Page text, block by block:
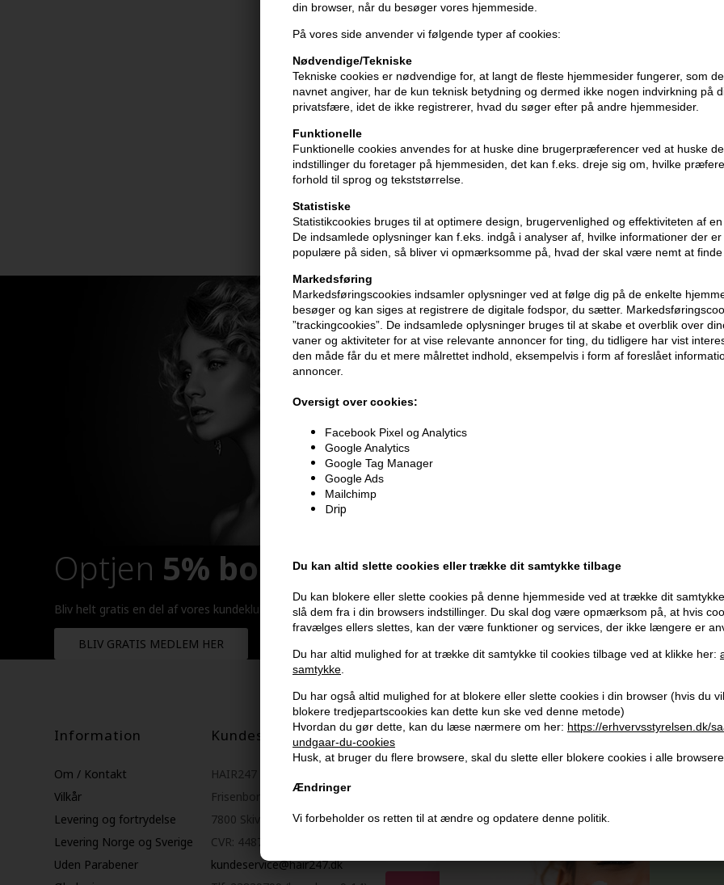
din browser, når du besøger vores hjemmeside.
På vores side anvender vi følgende typer af cookies:
Nødvendige/Tekniske
Tekniske cookies er nødvendige for, at langt de fleste hjemmesider fungerer, som
navnet angiver, har de kun teknisk betydning og dermed ikke nogen indvirkning på
privatsfære, idet de ikke registrerer, hvad du søger efter på andre hjemmesider.
Funktionelle
Funktionelle cookies anvendes for at huske dine brugerpræferencer ved at huske
indstillinger du foretager på hjemmesiden, det kan f.eks. dreje sig om, hvilke
forhold til sprog og tekststørrelse.
Statistiske
Statistikcookies bruges til at optimere design, brugervenlighed og effektiviteten af
De indsamlede oplysninger kan f.eks. indgå i analyser af, hvilke informationer der
populære på siden, så bliver vi opmærksomme på, hvad der skal være nemt at finde
Markedsføring
Markedsføringscookies indsamler oplysninger ved at følge dig på de enkelte
besøger og kan siges at registrere de digitale fodspor, du sætter.
”trackingcookies”. De indsamlede oplysninger bruges til at skabe et overblik over
vaner og aktiviteter for at vise relevante annoncer for ting, du tidligere har vist
den måde får du et mere målrettet indhold, eksempelvis i form af foreslået
annoncer.
Oversigt over cookies:
Facebook Pixel og Analytics
Google Analytics
Google Tag Manager
Google Ads
Mailchimp
Drip
Du kan altid slette cookies eller trække dit samtykke tilbage
Du kan blokere eller slette cookies på denne hjemmeside ved at trække dit
slå dem fra i din browsers indstillinger. Du skal dog være opmærksom på, at hvis
fravælges ellers slettes, kan der være funktioner og services, der ikke længere er
Du har altid mulighed for at trække dit samtykke til cookies tilbage ved at klikke her:
samtykke
Du har også altid mulighed for at blokere eller slette cookies i din browser (hvis du
blokere tredjepartscookies kan dette kun ske ved denne metode)
Hvordan du gør dette, kan du læse nærmere om her: https://erhvervsstyrelsen.dk/
undgaar-du-cookies
Husk, at bruger du flere browsere, skal du slette eller blokere cookies i alle browsere.
Ændringer
Vi forbeholder os retten til at ændre og opdatere denne politik.
Glansniveau: 2/3
Anvendelse
- Ryst flasken godt før brug.
- For ekstra volumen, spray ved
Goldwell Stylesign
Optjen 5% bonuskronerpå hele din ordre
Bliv helt gratis en del af vores kundeklub og optjen rabatter når du handler
BLIV GRATIS MEDLEM HER
Information
Om / Kontakt
Vilkår
Levering og fortrydelse
Levering Norge og Sverige
Uden Parabener
Kundeservice
HAIR247
Frisenborgvej 6A
7800 Skive
CVR: 44874253
kundeservice@hair247.dk
Modtag tilbud mm
Vi
Og